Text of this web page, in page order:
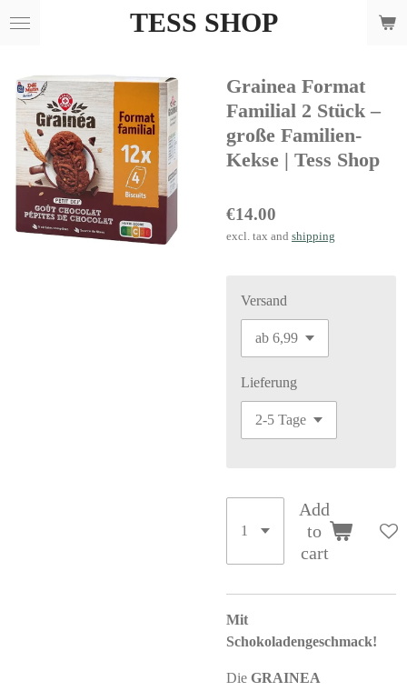
Skip
content
TESS SHOP
Grainea Format
Familial 2 Stück –
große Familien-
Kekse | Tess Shop
€14.00
excl. tax and shipping
Versand
Lieferung
Add
to
cart
Mit
Schokoladengeschmack!
Die GRAINEA